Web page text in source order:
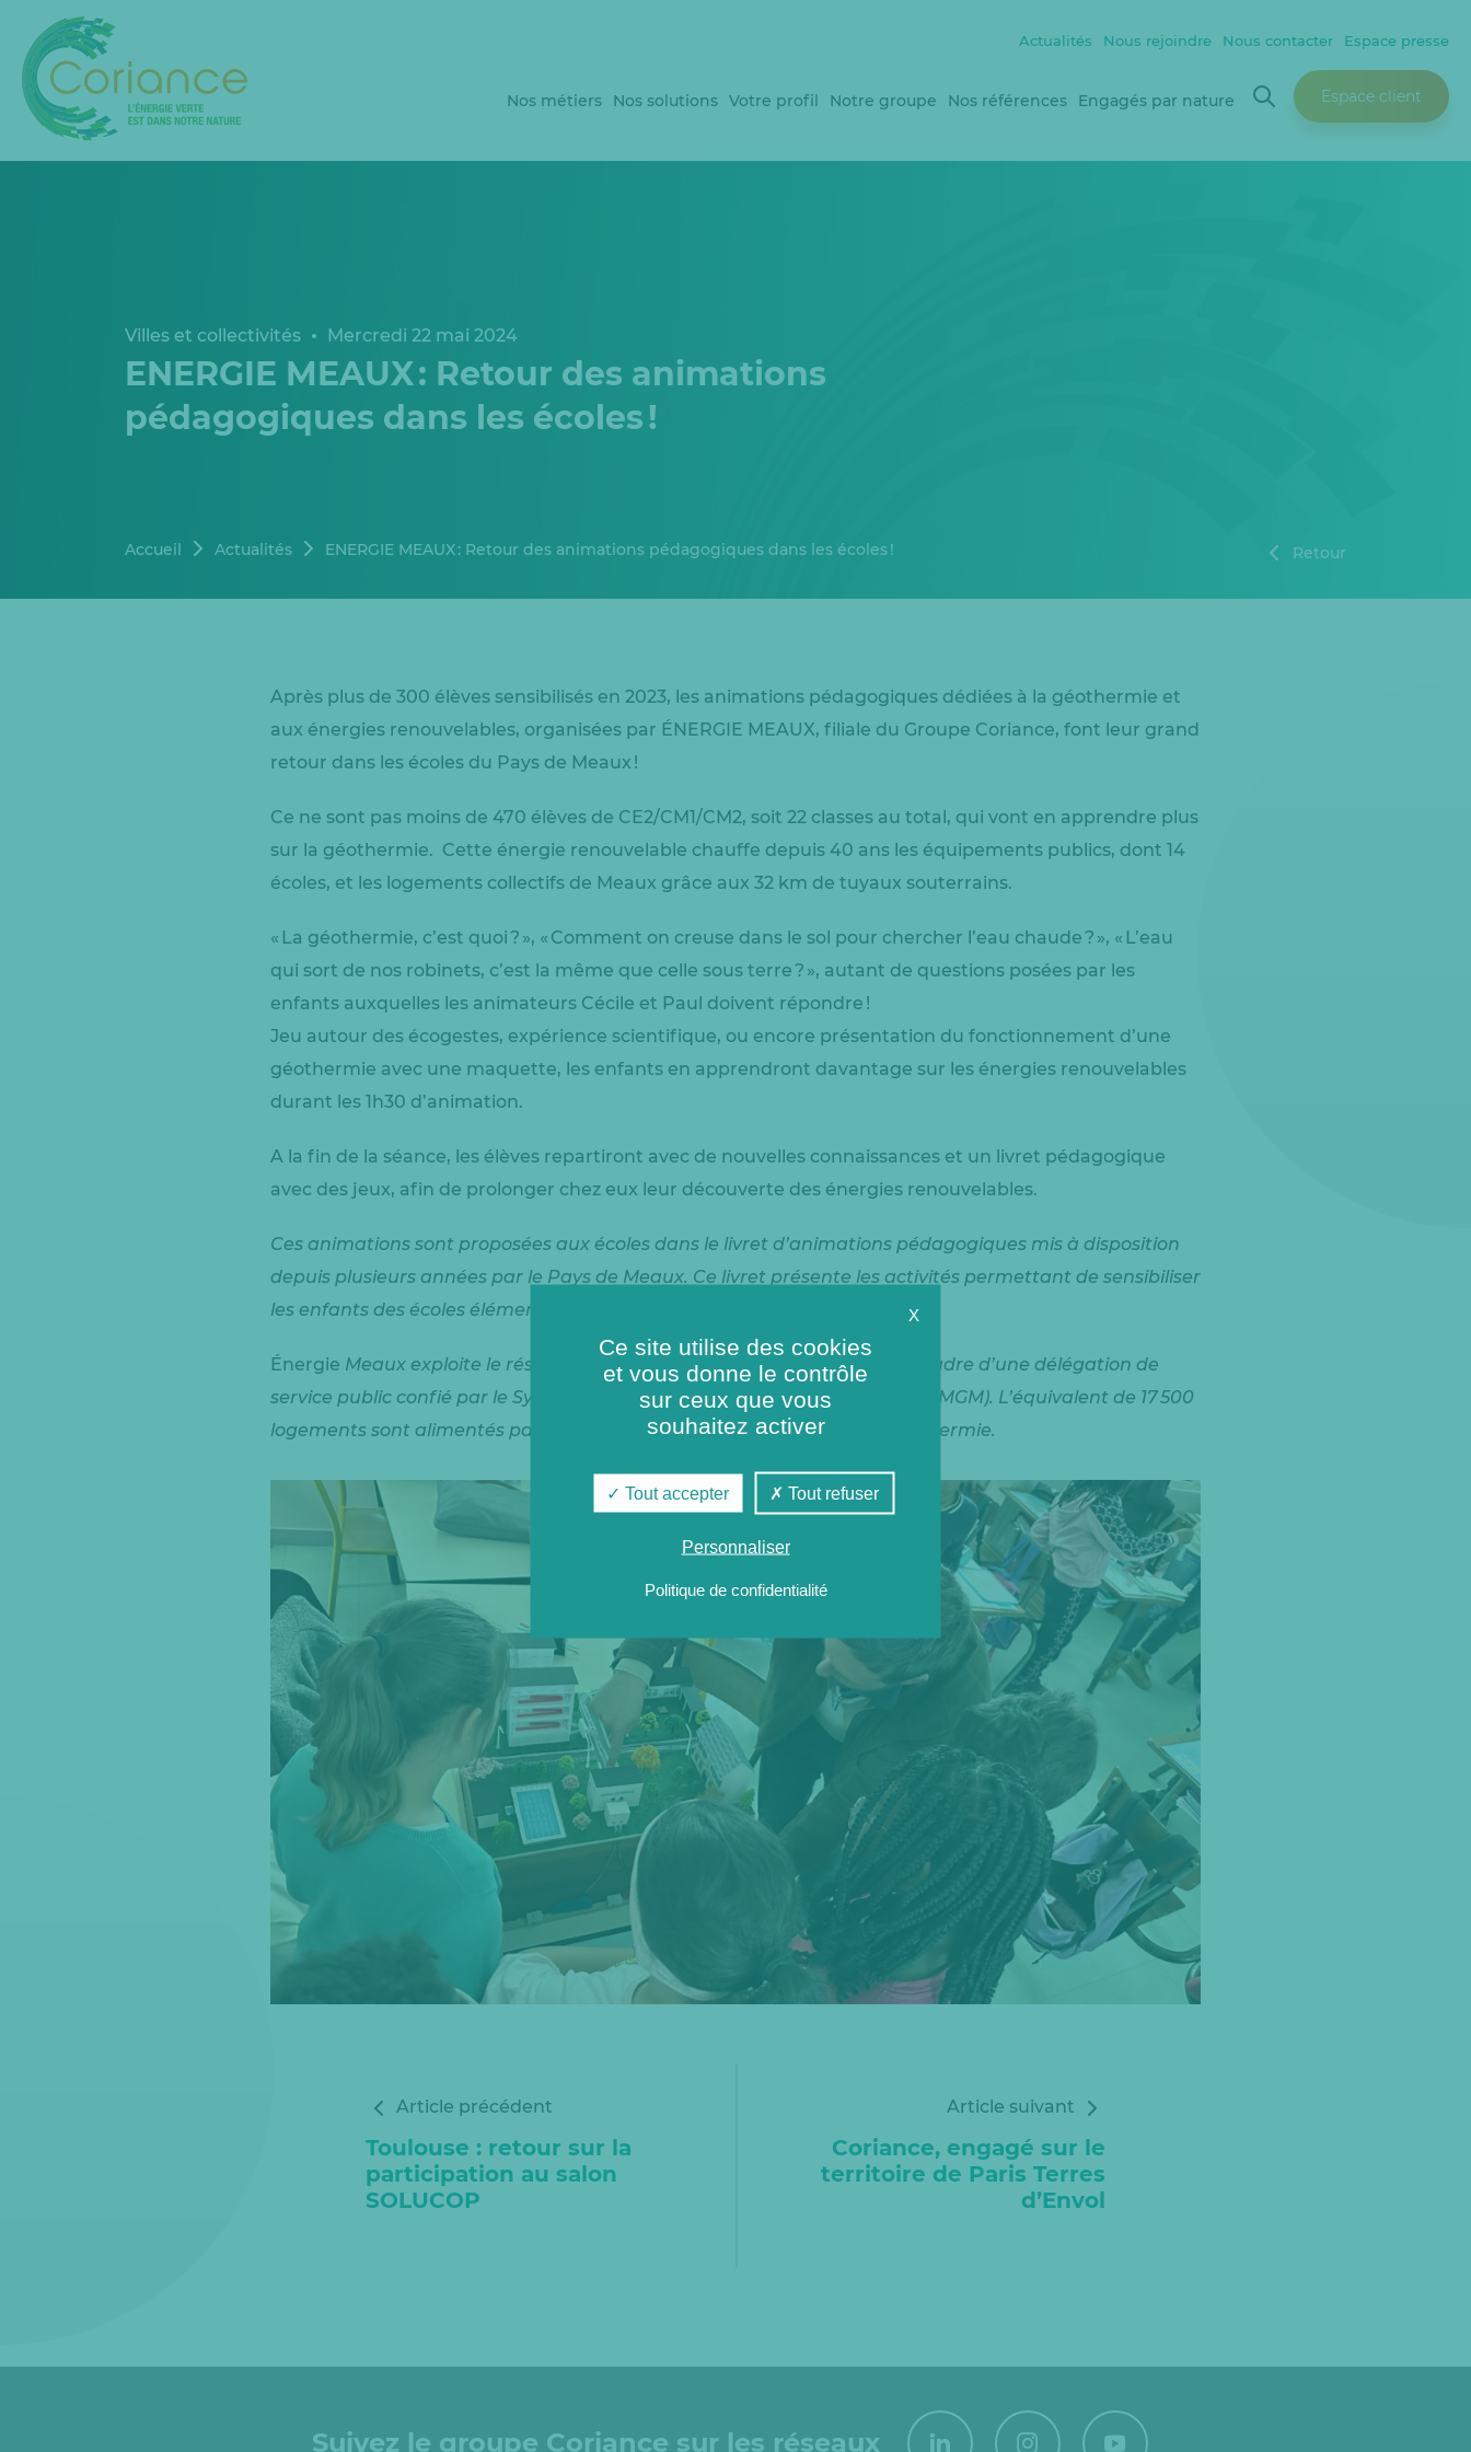
Actualités Nous rejoindre Nous contacter Espace presse
Nos métiers Nos solutions Votre profil Notre groupe Nos références Engagés par nature Espace client
Villes et collectivités Mercredi 22 mai 2024
ENERGIE MEAUX : Retour des animations
pédagogiques dans les écoles !
Accueil Actualités ENERGIE MEAUX : Retour des animations pédagogiques dans les écoles ! Retour
Après plus de 300 élèves sensibilisés en 2023, les animations pédagogiques dédiées à la géothermie et
aux énergies renouvelables, organisées par ÉNERGIE MEAUX, filiale du Groupe Coriance, font leur grand
retour dans les écoles du Pays de Meaux !
Ce ne sont pas moins de 470 élèves de CE2/CM1/CM2, soit 22 classes au total, qui vont en apprendre plus
sur la géothermie. Cette énergie renouvelable chauffe depuis 40 ans les équipements publics, dont 14
écoles, et les logements collectifs de Meaux grâce aux 32 km de tuyaux souterrains.
« La géothermie, c’est quoi ? », « Comment on creuse dans le sol pour chercher l’eau chaude ? », « L’eau
qui sort de nos robinets, c’est la même que celle sous terre ? », autant de questions posées par les
enfants auxquelles les animateurs Cécile et Paul doivent répondre !
Jeu autour des écogestes, expérience scientifique, ou encore présentation du fonctionnement d’une
géothermie avec une maquette, les enfants en apprendront davantage sur les énergies renouvelables
durant les 1h30 d’animation.
A la fin de la séance, les élèves repartiront avec de nouvelles connaissances et un livret pédagogique
avec des jeux, afin de prolonger chez eux leur découverte des énergies renouvelables.
Ces animations sont proposées aux écoles dans le livret d’animations pédagogiques mis à disposition
depuis plusieurs années par le Pays de Meaux. Ce livret présente les activités permettant de sensibiliser
les enfants des écoles élémentaires à l’environnement.
Énergie Meaux exploite le réseau de chaleur de la ville de Meaux dans le cadre d’une délégation de
service public confié par le Syndicat Mixte pour la Géothermie de Meaux (SMGM). L’équivalent de 17 500
logements sont alimentés par une énergie renouvelable et locale, la géothermie.
Article précédent
Toulouse : retour sur la
participation au salon
SOLUCOP
Article suivant
Coriance, engagé sur le
territoire de Paris Terres
d’Envol
Suivez le groupe Coriance sur les réseaux
X
Ce site utilise des cookies
et vous donne le contrôle
sur ceux que vous
souhaitez activer
Tout accepter Tout refuser
Personnaliser
Politique de confidentialité